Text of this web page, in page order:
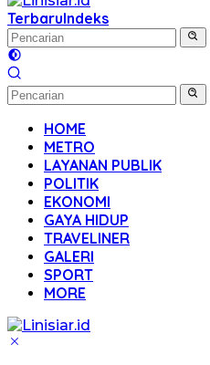
TerbaruIndeks
HOME
METRO
LAYANAN PUBLIK
POLITIK
EKONOMI
GAYA HIDUP
TRAVELINER
GALERI
SPORT
MORE